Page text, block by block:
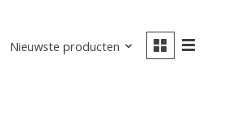
Nieuwste producten